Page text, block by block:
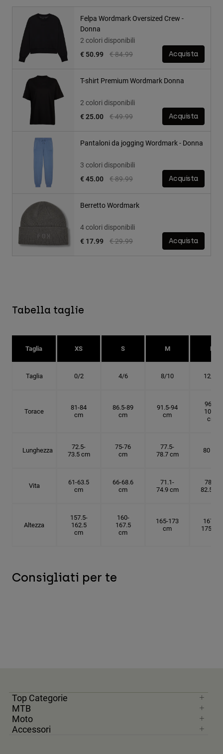
Felpa Wordmark Oversized Crew -
Donna
2 colori disponibili
Price reduced from
€ 84.99to
€ 50.99 Acquista
T-shirt Premium Wordmark Donna
2 colori disponibili
Price reduced from
€ 49.99to
€ 25.00 Acquista
Pantaloni da jogging Wordmark - Donna
3 colori disponibili
Price reduced from
€ 89.99to
€ 45.00 Acquista
Berretto Wordmark
4 colori disponibili
Price reduced from
€ 29.99to
€ 17.99 Acquista
Tabella taglie
Taglia XS S M L
Taglia 0/2 4/6 8/10 12/14
Torace
81-84
cm
86.5-89
cm
91.5-94
cm
96.5-
101.5
cm
Lunghezza
72.5-
73.5 cm
75-76
cm
77.5-
78.7 cm
80 cm
Vita
61-63.5
cm
66-68.6
cm
71.1-
74.9 cm
78.7-
82.5 cm
Altezza
157.5-
162.5
cm
160-
167.5
cm
165-173
cm
167.5-
175 cm
Consigliati per te
Top Categorie
MTB
Moto
Accessori